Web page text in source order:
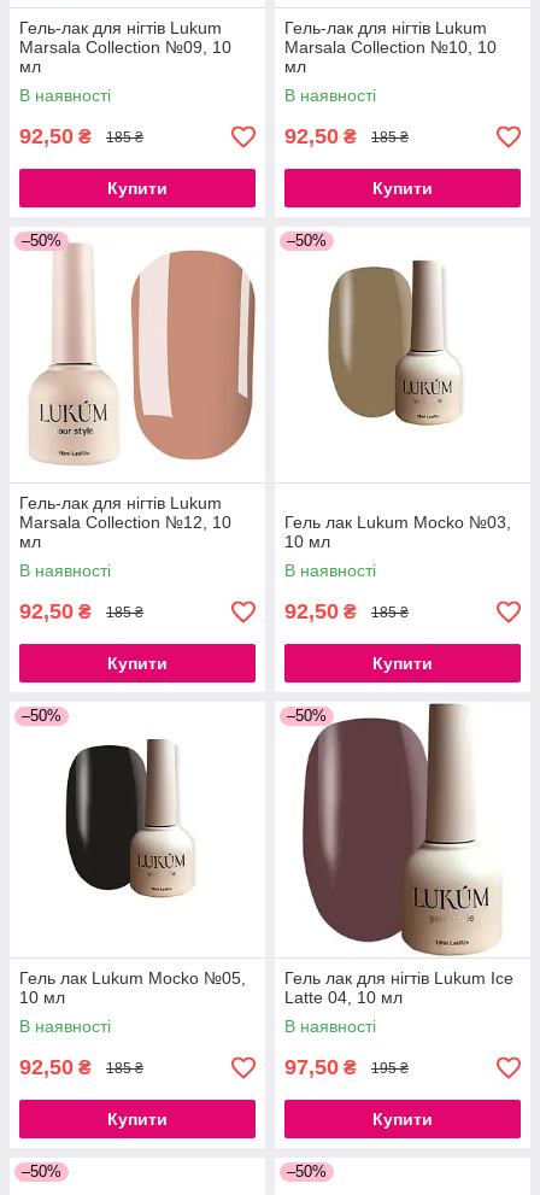
Гель-лак для нігтів Lukum
Marsala Collection №09, 10
мл
В наявності
92,50 ₴ 185 ₴
Купити
Гель-лак для нігтів Lukum
Marsala Collection №10, 10
мл
В наявності
92,50 ₴ 185 ₴
Купити
–50%
Гель-лак для нігтів Lukum
Marsala Collection №12, 10
мл
В наявності
92,50 ₴ 185 ₴
Купити
–50%
Гель лак Lukum Mocko №03,
10 мл
В наявності
92,50 ₴ 185 ₴
Купити
–50%
Гель лак Lukum Mocko №05,
10 мл
В наявності
92,50 ₴ 185 ₴
Купити
–50%
Гель лак для нігтів Lukum Ice
Latte 04, 10 мл
В наявності
97,50 ₴ 195 ₴
Купити
–50% –50%